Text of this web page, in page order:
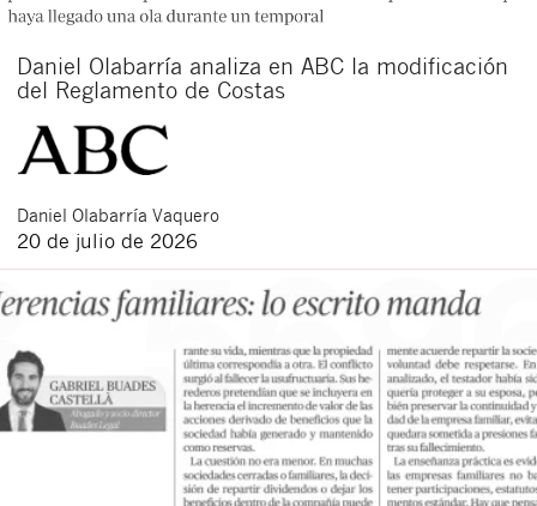
Daniel Olabarría analiza en ABC la modificación
del Reglamento de Costas
Daniel Olabarría Vaquero
20 de julio de 2026